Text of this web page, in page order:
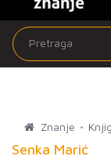
Znanje
Senka Marić